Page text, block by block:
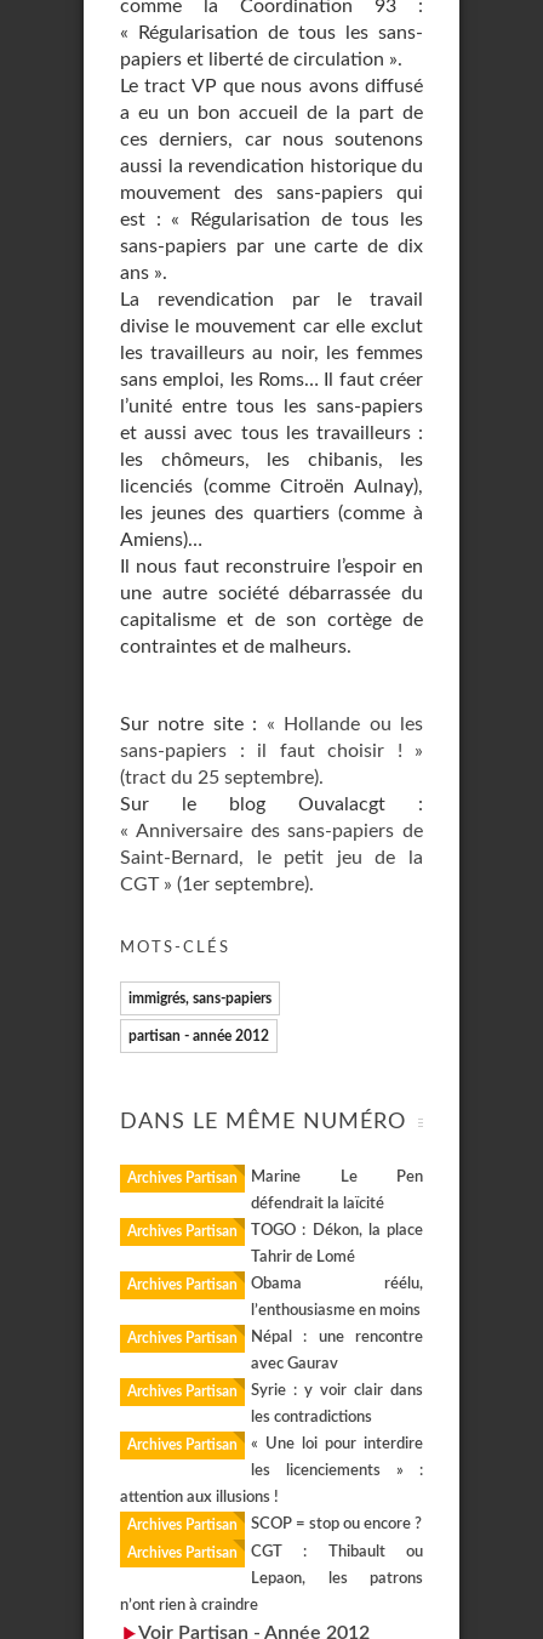
comme la Coordination 93 :
« Régularisation de tous les sans-
papiers et liberté de circulation ».
Le tract VP que nous avons diffusé
a eu un bon accueil de la part de
ces derniers, car nous soutenons
aussi la revendication historique du
mouvement des sans-papiers qui
est : « Régularisation de tous les
sans-papiers par une carte de dix
ans ».
La revendication par le travail
divise le mouvement car elle exclut
les travailleurs au noir, les femmes
sans emploi, les Roms… Il faut créer
l’unité entre tous les sans-papiers
et aussi avec tous les travailleurs :
les chômeurs, les chibanis, les
licenciés (comme Citroën Aulnay),
les jeunes des quartiers (comme à
Amiens)…
Il nous faut reconstruire l’espoir en
une autre société débarrassée du
capitalisme et de son cortège de
contraintes et de malheurs.
Sur notre site : « Hollande ou les
sans-papiers : il faut choisir ! »
(tract du 25 septembre).
Sur le blog Ouvalacgt :
« Anniversaire des sans-papiers de
Saint-Bernard, le petit jeu de la
CGT » (1er septembre).
MOTS-CLÉS
immigrés, sans-papiers
partisan - année 2012
DANS LE MÊME NUMÉRO
Archives Partisan
Marine Le Pen
défendrait la laïcité
Archives Partisan
TOGO : Dékon, la place
Tahrir de Lomé
Archives Partisan
Obama réélu,
l’enthousiasme en moins
Archives Partisan
Népal : une rencontre
avec Gaurav
Archives Partisan
Syrie : y voir clair dans
les contradictions
Archives Partisan
« Une loi pour interdire
les licenciements » :
attention aux illusions !
Archives Partisan SCOP = stop ou encore ?
Archives Partisan
CGT : Thibault ou
Lepaon, les patrons
n’ont rien à craindre
Voir Partisan - Année 2012